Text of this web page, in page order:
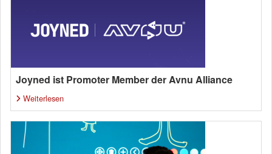
Joyned ist Promoter Member der Avnu Alliance
Weiterlesen